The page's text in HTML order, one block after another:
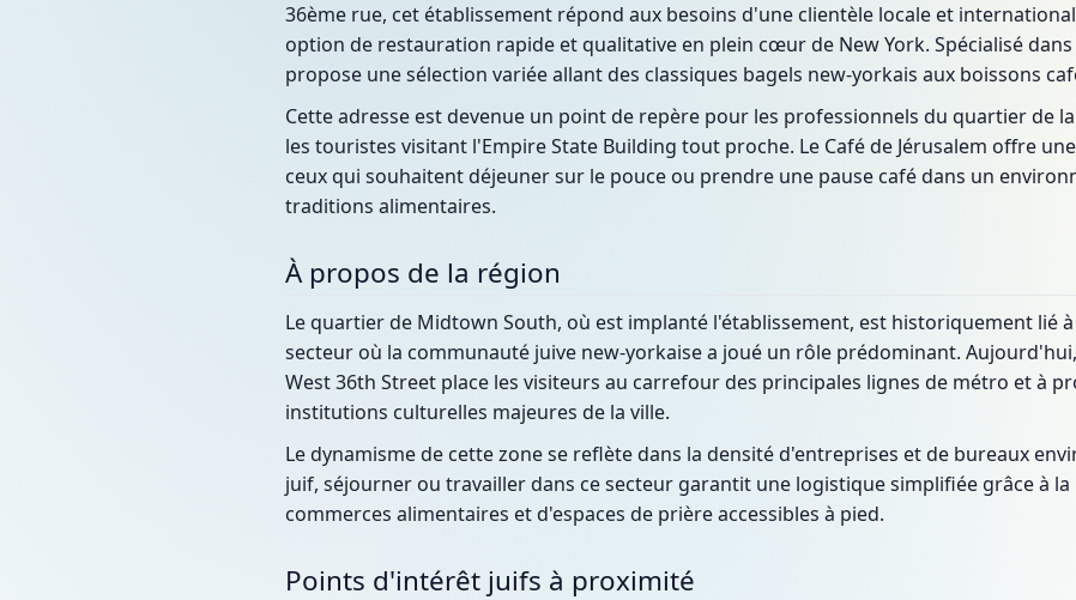
36ème rue, cet établissement répond aux besoins d'une clientèle locale et
option de restauration rapide et qualitative en plein cœur de New York. Spécialisé
propose une sélection variée allant des classiques bagels new-yorkais aux boissons
Cette adresse est devenue un point de repère pour les professionnels du quartier de
les touristes visitant l'Empire State Building tout proche. Le Café de Jérusalem offre
ceux qui souhaitent déjeuner sur le pouce ou prendre une pause café dans un
traditions alimentaires.
À propos de la région
Le quartier de Midtown South, où est implanté l'établissement, est historiquement lié
secteur où la communauté juive new-yorkaise a joué un rôle prédominant.
West 36th Street place les visiteurs au carrefour des principales lignes de métro et à
institutions culturelles majeures de la ville.
Le dynamisme de cette zone se reflète dans la densité d'entreprises et de bureaux
juif, séjourner ou travailler dans ce secteur garantit une logistique simplifiée grâce à
commerces alimentaires et d'espaces de prière accessibles à pied.
Points d'intérêt juifs à proximité